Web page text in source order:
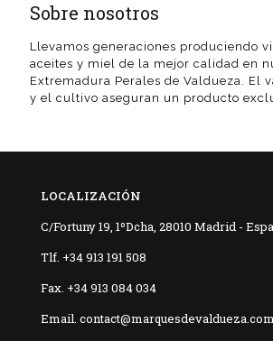
Sobre nosotros
Llevamos generaciones produciendo
aceites y miel de la mejor calidad en
Extremadura Perales de Valdueza. El
y el cultivo aseguran un producto
LOCALIZACIÓN
C/Fortuny 19, 1ºDcha, 28010 Madrid -
Tlf. +34 913 191 508
Fax. +34 913 084 034
Email. contact@marquesdevaldueza.com